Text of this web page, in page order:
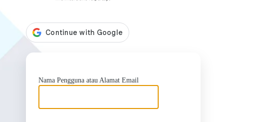
Nama Pengguna atau Alamat Email